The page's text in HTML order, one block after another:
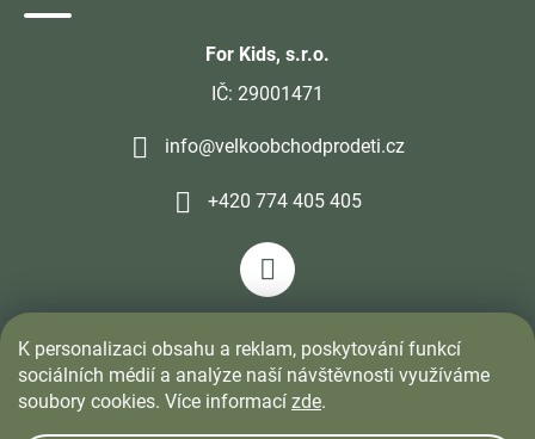
K personalizaci obsahu a reklam, poskytování funkcí
sociálních médií a analýze naší návštěvnosti využíváme
soubory cookies. Více informací zde.
For Kids, s.r.o.
IČ: 29001471
info@velkoobchodprodeti.cz
+420 774 405 405